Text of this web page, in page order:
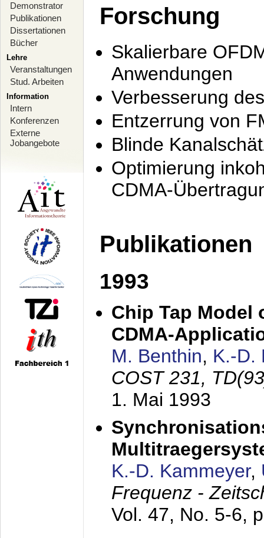
Demonstrator
Publikationen
Dissertationen
Bücher
Lehre
Veranstaltungen
Stud. Arbeiten
Information
Intern
Konferenzen
Externe
Jobangebote
Forschung
Skalierbare
Anwendungen
Verbesserung
Entzerrung von
Blinde
Optimierung
CDMA-
Publikationen
1993
Chip Tap Model
CDMA-
M. Benthin, K.-D.
COST 231,
1. Mai 1993
K.-D. Kammeyer,
Frequenz -
Vol. 47, No. 5-6,